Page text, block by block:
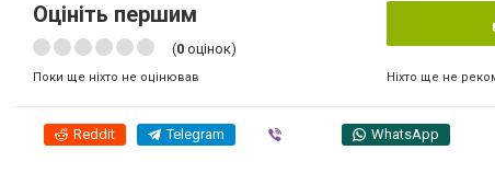
Оцініть першим
(0 оцінок)
Поки ще ніхто не оцінював Ніхто ще не
Reddit Telegram WhatsApp